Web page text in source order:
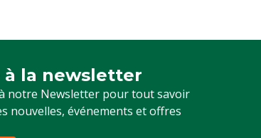
à la newsletter
notre Newsletter pour tout savoir
nouvelles, événements et offres
à notre newsletter